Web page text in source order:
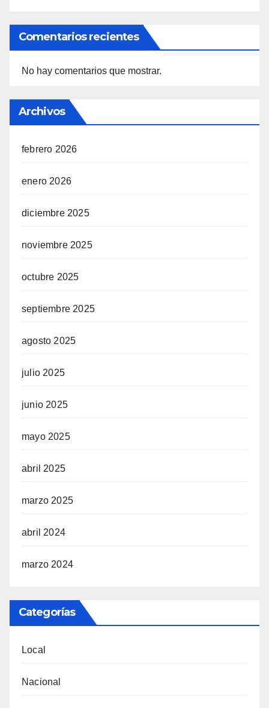
Comentarios recientes
No hay comentarios que mostrar.
Archivos
febrero 2026
enero 2026
diciembre 2025
noviembre 2025
octubre 2025
septiembre 2025
agosto 2025
julio 2025
junio 2025
mayo 2025
abril 2025
marzo 2025
abril 2024
marzo 2024
Categorías
Local
Nacional